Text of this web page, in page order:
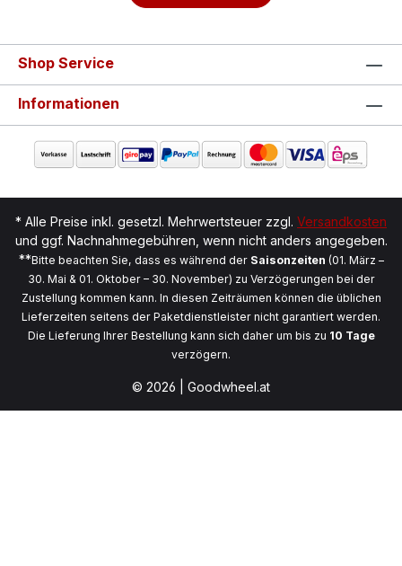
Shop Service
Informationen
* Alle Preise inkl. gesetzl. Mehrwertsteuer zzgl. Versandkosten
und ggf. Nachnahmegebühren, wenn nicht anders angegeben.
**Bitte beachten Sie, dass es während der Saisonzeiten (01. März –
30. Mai & 01. Oktober – 30. November) zu Verzögerungen bei der
Zustellung kommen kann. In diesen Zeiträumen können die üblichen
Lieferzeiten seitens der Paketdienstleister nicht garantiert werden.
Die Lieferung Ihrer Bestellung kann sich daher um bis zu 10 Tage
verzögern.
© 2026 | Goodwheel.at